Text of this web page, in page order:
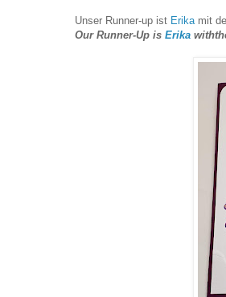
Unser Runner-up ist Erikamit
Our Runner-Up is Erika